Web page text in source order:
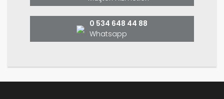
0 534 648 44 88
Whatsapp